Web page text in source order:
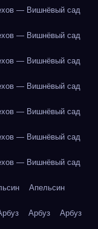
— Вишнёвый сад
— Вишнёвый сад
— Вишнёвый сад
— Вишнёвый сад
— Вишнёвый сад
— Вишнёвый сад
— Вишнёвый сад
Апельсин
Арбуз Арбуз